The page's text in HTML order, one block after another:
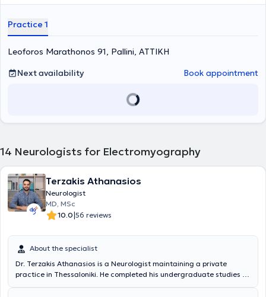
διενέργεια εξέτασης κατ' οίκον. Οι ασθενείς θα πρέπει να έχουν
Αντιμετωπίζονται προβλήματα στη σπονδυλική στήλη (οσφυϊκή ή
αυχενική), πόνοι, αιμωδίες (μουδιάσματα) στα χέρια ή στα πόδια,
δυσκολία στη βάδιση, σύνδρομο καρπιαίου σωλήνα, νευρίτιδες και
νευροπάθειες και μυϊκά νοσήματα.
Practice 1
Leoforos Marathonos 91, Pallini, ΑΤΤΙΚΗ
Next availability
Book appointment
14 Neurologists for Electromyography
Terzakis Athanasios
Neurologist
MD, MSc
10.0|56 reviews
About the specialist
Dr. Terzakis Athanasios is a Neurologist maintaining a private
practice in Thessaloniki. He completed his undergraduate studies at